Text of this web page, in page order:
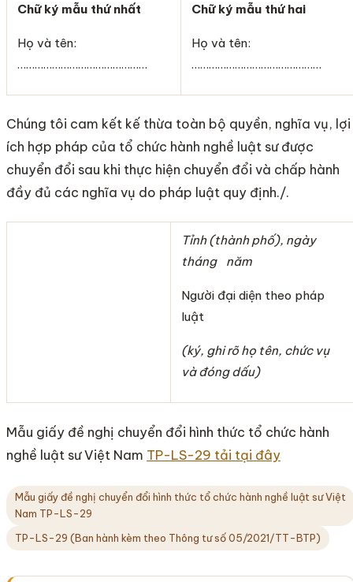
Chữ ký mẫu thứ nhất
Họ và tên:
………………………………………
Chữ ký mẫu thứ hai
Họ và tên:
………………………………………
Chúng tôi cam kết kế thừa toàn bộ quyền, nghĩa vụ, lợi
ích hợp pháp của tổ chức hành nghề luật sư được
chuyển đổi sau khi thực hiện chuyển đổi và chấp hành
đầy đủ các nghĩa vụ do pháp luật quy định./.
Tỉnh (thành phố), ngày
tháng năm
Người đại diện theo pháp
luật
(ký, ghi rõ họ tên, chức vụ
và đóng dấu)
Mẫu giấy đề nghị chuyển đổi hình thức tổ chức hành
nghề luật sư Việt Nam TP-LS-29 tải tại đây
Mẫu giấy đề nghị chuyển đổi hình thức tổ chức hành nghề luật sư Việt
Nam TP-LS-29
TP-LS-29 (Ban hành kèm theo Thông tư số 05/2021/TT-BTP)